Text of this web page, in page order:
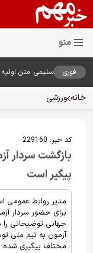
فوری
سلیمی: متن
خانه ورزشی
کد خبر: 229160
بازگشت سردار
پیگیر است
مدیر روابط عمومی
برای حضور سردار
جهانی توضیحاتی را
آزمون به تیم ملی
مختلف پیگیری